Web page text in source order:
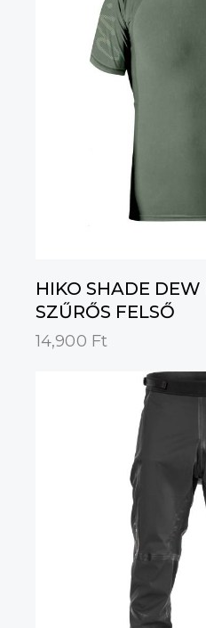
HIKO SHADE
SZŰRŐS FELSŐ
14,900 Ft